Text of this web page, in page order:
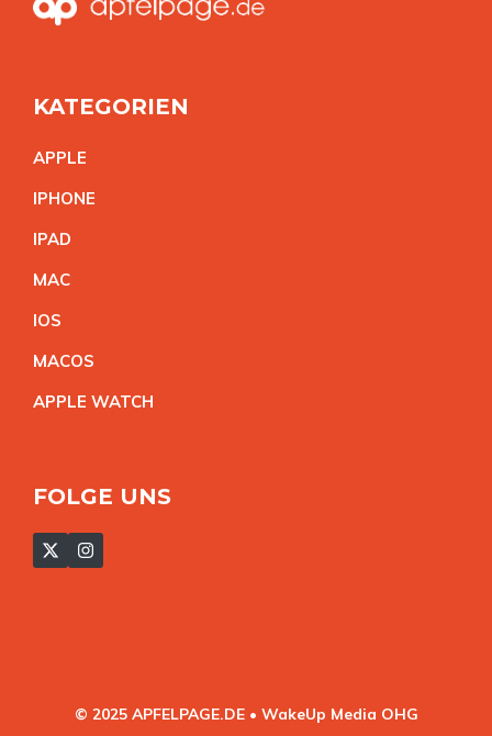
KATEGORIEN
APPLE
IPHONE
IPAD
MAC
IOS
MACOS
APPLE WATCH
FOLGE UNS
© 2025 APFELPAGE.DE • WakeUp Media OHG